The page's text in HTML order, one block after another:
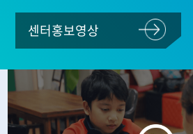
센터홍보영상